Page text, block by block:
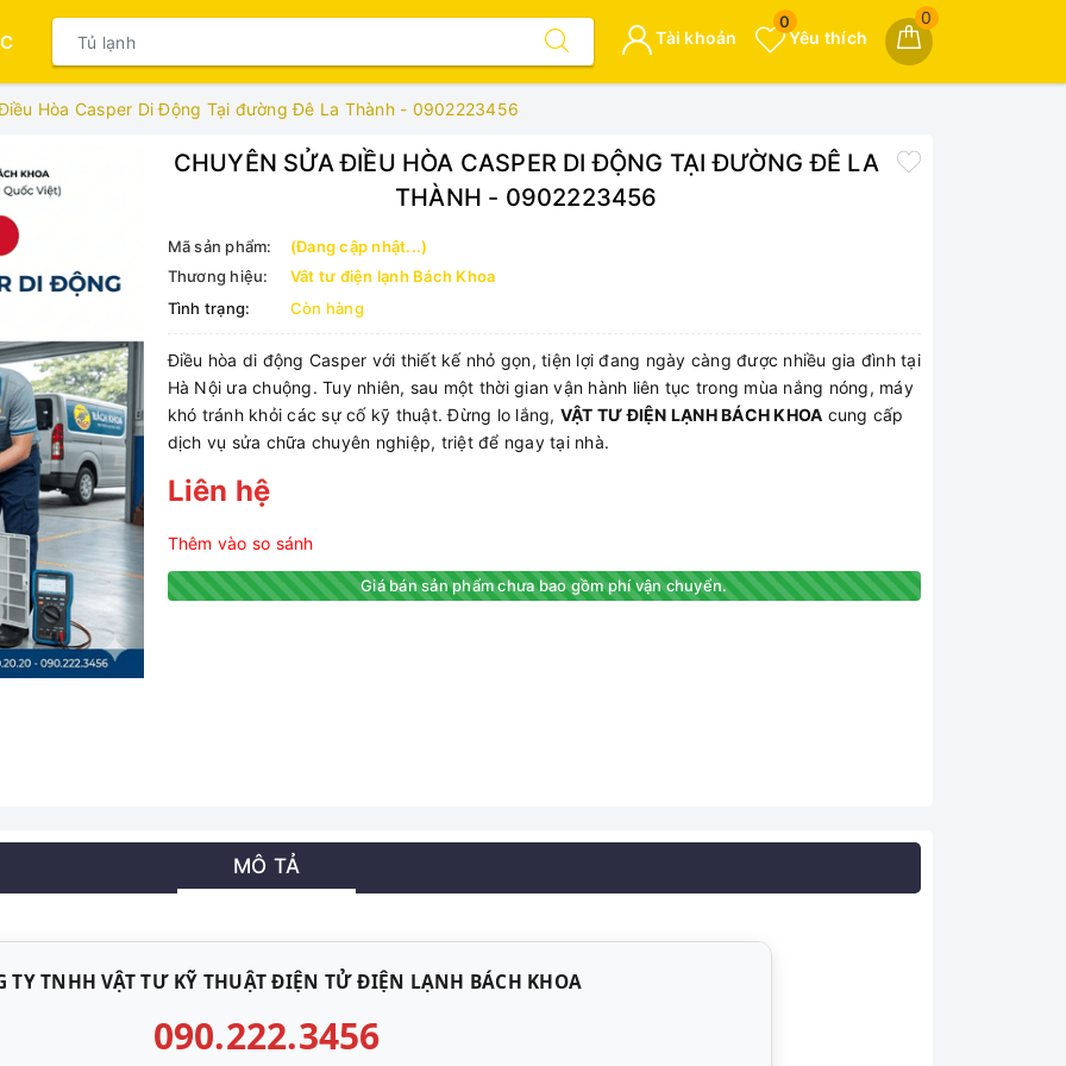
0
Yêu thích
0
Tài khoản
Hòa Casper Di Động Tại đường Đê La Thành - 0902223456
CHUYÊN SỬA ĐIỀU HÒA CASPER DI ĐỘNG TẠI ĐƯỜNG ĐÊ LA
THÀNH - 0902223456
Mã sản phẩm:
(Đang cập nhật...)
Thương hiệu:
Vât tư điện lạnh Bách Khoa
Tình trạng:
Còn hàng
Điều hòa di động Casper với thiết kế nhỏ gọn, tiện lợi đang ngày càng được nhiều gia đình tại
Hà Nội ưa chuộng. Tuy nhiên, sau một thời gian vận hành liên tục trong mùa nắng nóng, máy
khó tránh khỏi các sự cố kỹ thuật. Đừng lo lắng, VẬT TƯ ĐIỆN LẠNH BÁCH KHOA cung cấp
dịch vụ sửa chữa chuyên nghiệp, triệt để ngay tại nhà.
Liên hệ
Thêm vào so sánh
Giá bán sản phẩm chưa bao gồm phí vận chuyển.
MÔ TẢ
TY TNHH VẬT TƯ KỸ THUẬT ĐIỆN TỬ ĐIỆN LẠNH BÁCH KHOA
090.222.3456